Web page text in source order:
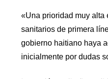
«Una prioridad muy alta
sanitarios de primera
gobierno haitiano haya
inicialmente por dudas